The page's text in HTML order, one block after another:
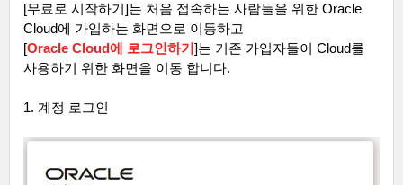
[무료로 시작하기]는 처음 접속하는 사람들을 위한 Oracle
Cloud에 가입하는 화면으로 이동하고
[Oracle Cloud에 로그인하기]는 기존 가입자들이 Cloud를
사용하기 위한 화면을 이동 합니다.
1. 계정 로그인